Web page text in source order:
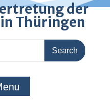
der
Thüringen